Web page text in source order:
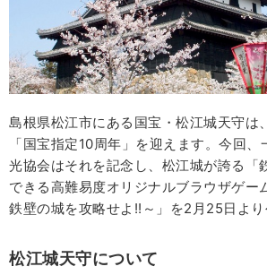
島根県松江市にある国宝・松江城天守は
「国宝指定10周年」を迎えます。今回
光協会はそれを記念し、松江城が誇る「
できる高難易度オリジナルブラウザゲー
鉄壁の城を攻略せよ!!～」を2月25日より
松江城天守について